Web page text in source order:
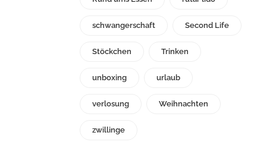
schwangerschaft Second Life
Stöckchen Trinken
unboxing urlaub
verlosung Weihnachten
zwillinge